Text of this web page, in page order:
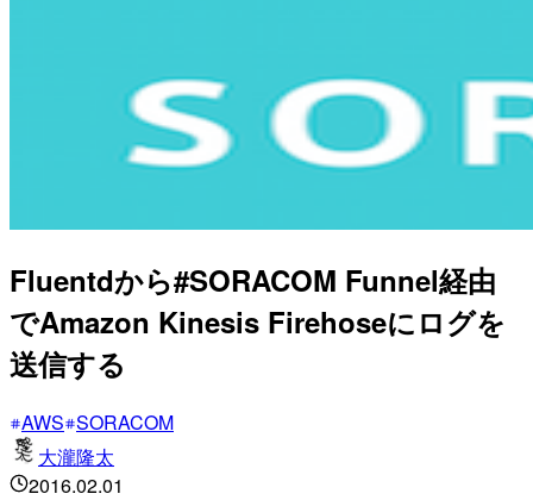
Fluentdから#SORACOM Funnel経由
でAmazon Kinesis Firehoseにログを
送信する
AWS SORACOM
大瀧隆太
2016.02.01